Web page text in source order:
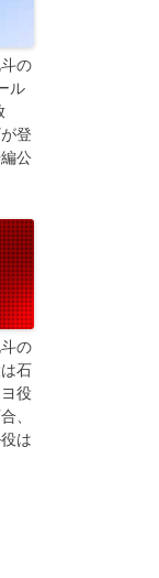
の
ル
登
公
の
石
役
、
は